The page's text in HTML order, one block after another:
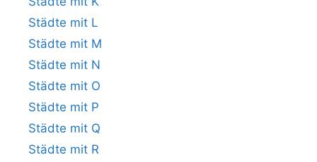
Städte mit L
Städte mit M
Städte mit N
Städte mit O
Städte mit P
Städte mit Q
Städte mit R